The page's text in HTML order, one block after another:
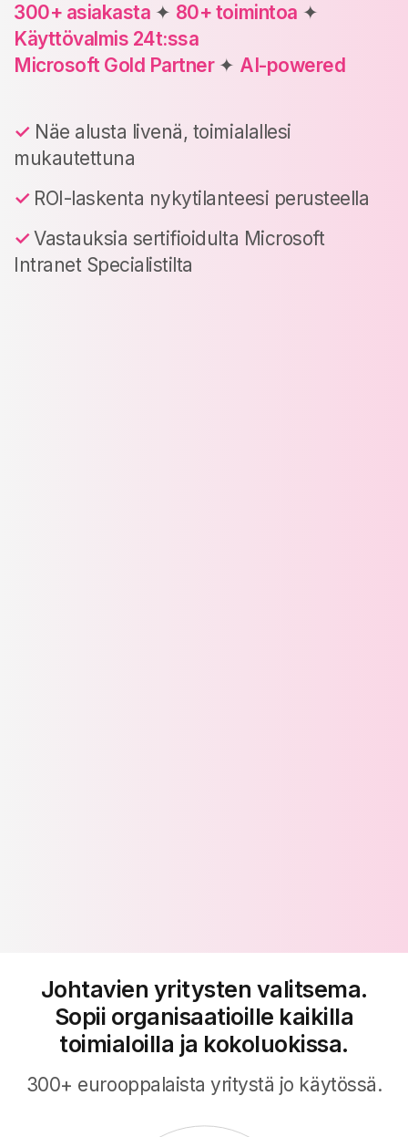
300+ asiakasta ✦ 80+ toimintoa ✦
Käyttövalmis 24t:ssa
Microsoft Gold Partner ✦ AI-powered
✓Näe alusta livenä, toimialallesi
mukautettuna
✓ ROI-laskenta nykytilanteesi perusteella
✓Vastauksia sertifioidulta Microsoft
Intranet Specialistilta
Johtavien yritysten valitsema.
Sopii organisaatioille kaikilla
toimialoilla ja kokoluokissa.
300+ eurooppalaista yritystä jo käytössä.